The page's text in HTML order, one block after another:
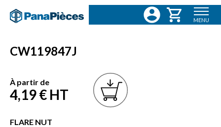
MENU
CW119847J
À partir de
4,19 € HT
FLARE NUT